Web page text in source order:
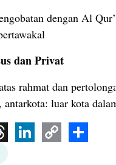
dengan Al
dan Privat
rahmat dan
antarkota: luar kota